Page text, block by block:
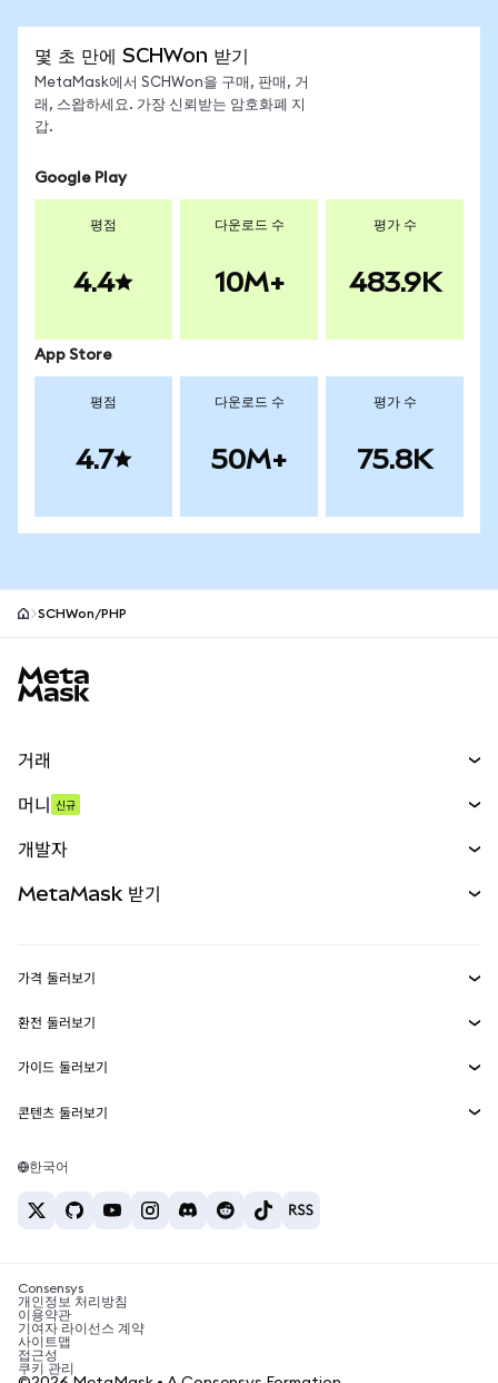
몇 초 만에 SCHWon 받기
MetaMask에서 SCHWon을 구매, 판매, 거
래, 스왑하세요. 가장 신뢰받는 암호화폐 지
갑.
Google Play
평점
4.4
다운로드 수
10M+
평가 수
483.9K
App Store
평점
4.7
다운로드 수
50M+
평가 수
75.8K
SCHWon/PHP
거래
무기한 선물
실물자산
머니 신규
개발자
MetaMask Connect
Snaps
웹3 서비스
MetaMask 받기
보안
고객 지원
채용
가격 둘러보기
이더리움 가격
솔라나 가격
테더 가격
환전 둘러보기
ETH를 USD로 환전
USDT를 INR로 환전
BTC를 INR로 환전
ETH를 USDT로 환전
가이드 둘러보기
ETH 매수
USDT 매수
SHIB 매수
BNB 매수
콘텐츠 둘러보기
솔라나 지갑
암호화폐 세금 뉴스
암호화폐 매수 방법
비트코인 매도 방법
한국어
Consensys
개인정보 처리방침
이용약관
기여자 라이선스 계약
사이트맵
접근성
쿠키 관리